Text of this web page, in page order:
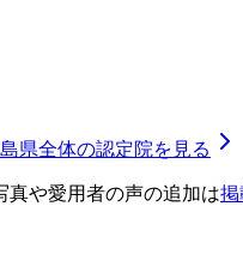
県全体の認定院を見る
真や愛用者の声の追加は掲